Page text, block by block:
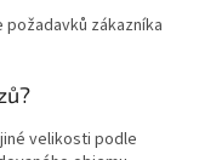
zákazníka
velikosti podle